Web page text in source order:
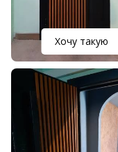
Хочу такую